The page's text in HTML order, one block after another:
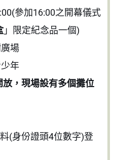
參加16:00之開幕儀式
」限定紀念品一個)
場
年
，現場設有多個攤位
(身份證頭4位數字)登